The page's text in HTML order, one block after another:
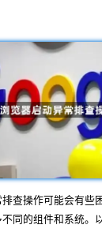
查操作可能会有些
同的组件和系统。